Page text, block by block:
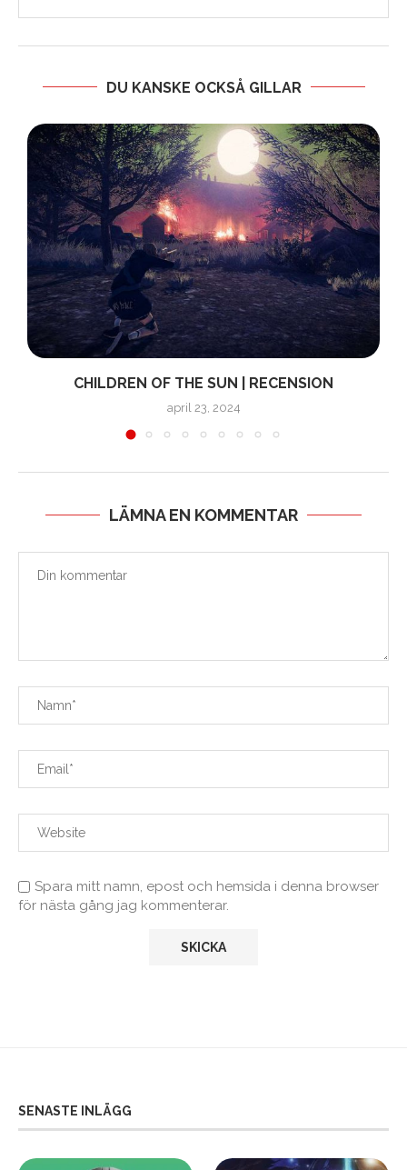
DU KANSKE OCKSÅ GILLAR
CHILDREN OF THE SUN | RECENSION
april 23, 2024
LÄMNA EN KOMMENTAR
Spara mitt namn, epost och hemsida i denna browser
för nästa gång jag kommenterar.
SENASTE INLÄGG